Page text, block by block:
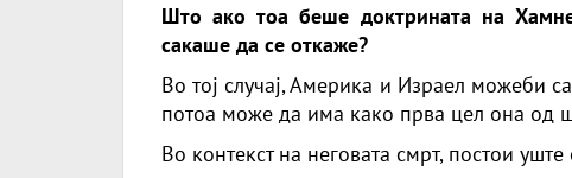
Што ако тоа беше доктрината на
сакаше да се откаже?
Во тој случај, Америка и Израел можеби
потоа може да има како прва цел она од
Во контекст на неговата смрт, постои